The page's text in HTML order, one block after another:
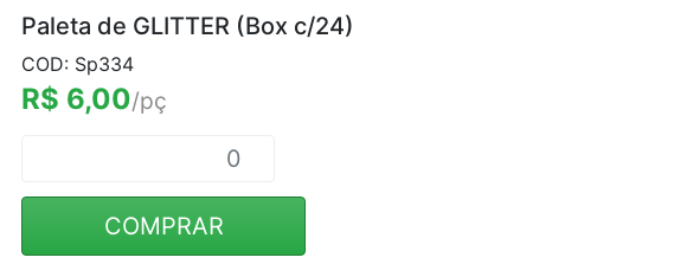
Paleta de GLITTER (Box c/24)
COD: Sp334
R$ 6,00/pç
COMPRAR